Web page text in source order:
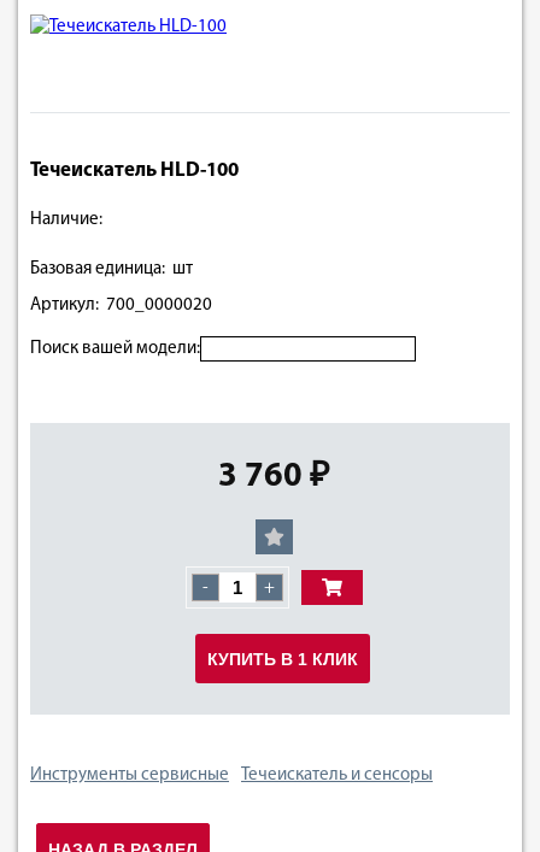
Течеискатель HLD-100
Наличие:
Базовая единица: шт
Артикул: 700_0000020
Поиск вашей модели:
3 760 ₽
- +
КУПИТЬ В 1 КЛИК
Инструменты сервисные Течеискатель и сенсоры